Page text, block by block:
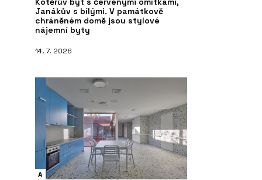
stůl s
NÁBYTEK
PRODUKTY
Skříň SETUP se žebříkem - PROFIL
NÁBYTEK
Janákův s bílými. V památkově
chráněném domě jsou stylové
nájemní byty
14. 7. 2026
A